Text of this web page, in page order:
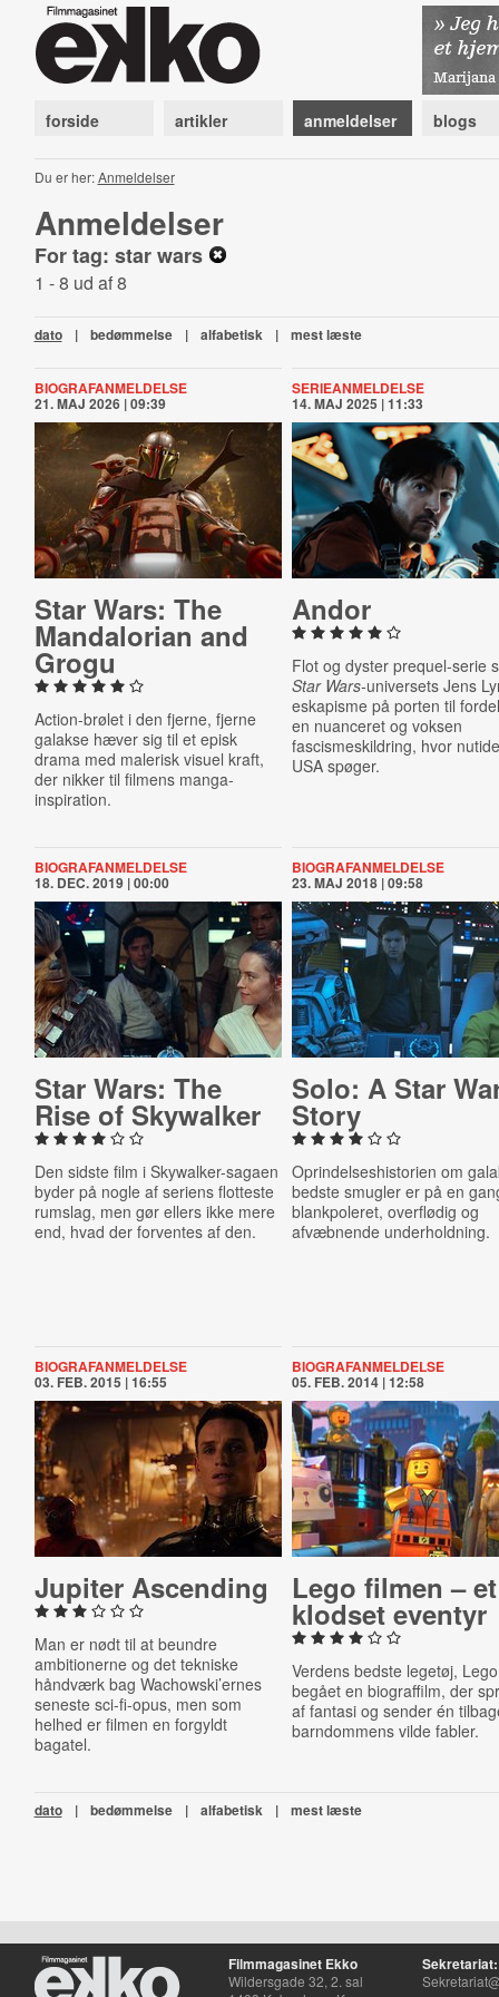
forside artikler anmeldelser blogs
Du er her:Anmeldelser
Anmeldelser
For tag: star wars
1 - 8 ud af 8
dato | bedømmelse | alfabetisk | mest læste
BIOGRAFANMELDELSE
21. MAJ 2026 | 09:39
Star Wars: The
Man­dal­o­ri­an and
Grogu
Action-brølet i den fjerne, fjerne
galakse hæver sig til et episk
drama med malerisk visuel kraft,
der nikker til filmens manga-
inspiration.
SERIEANMELDELSE
14. MAJ 2025 | 11:33
Andor
Flot og dyster prequel-serie
Star Wars-universets Jens
eskapisme på porten til
en nuanceret og voksen
fascismeskildring, hvor
USA spøger.
BIOGRAFANMELDELSE
18. DEC. 2019 | 00:00
Star Wars: The
Rise of Skywalker
Den sidste film i Skywalker-sagaen
byder på nogle af seriens flotteste
rumslag, men gør ellers ikke mere
end, hvad der forventes af den.
BIOGRAFANMELDELSE
23. MAJ 2018 | 09:58
Solo: A Star
Story
Oprindelseshistorien om
bedste smugler er på en
blankpoleret, overflødig og
afvæbnende underholdning.
BIOGRAFANMELDELSE
03. FEB. 2015 | 16:55
Jupiter Ascending
Man er nødt til at beundre
ambitionerne og det tekniske
håndværk bag Wachowski’ernes
seneste sci-fi-opus, men som
helhed er filmen en forgyldt
bagatel.
BIOGRAFANMELDELSE
05. FEB. 2014 | 12:58
Lego filmen – et
klodset eventyr
Verdens bedste legetøj,
begået en biograffilm, der
af fantasi og sender én
barndommens vilde fabler.
dato | bedømmelse | alfabetisk | mest læste
Filmmagasinet Ekko
Wildersgade 32, 2. sal
Sekretariat: